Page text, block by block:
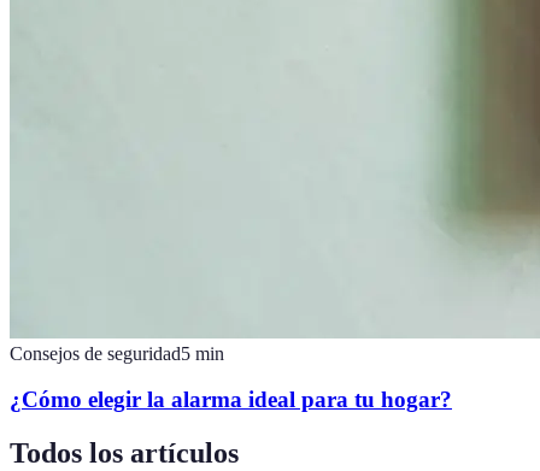
Consejos de seguridad5 min
¿Cómo elegir la alarma ideal para tu hogar?
Todos los artículos